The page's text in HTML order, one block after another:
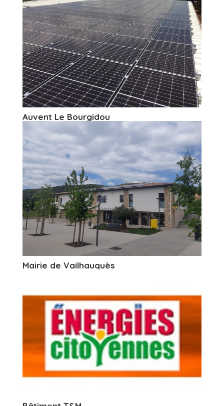
Auvent Le Bourgidou
Mairie de Vailhauquès